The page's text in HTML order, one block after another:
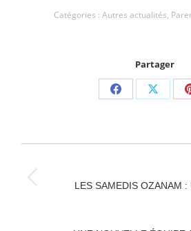
Catégories : Autres actualités,
Partager
Partager
Facebook
X
ARTICLE
Article
LES SAMEDIS OZANAM :